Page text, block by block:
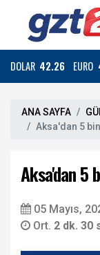
DOLAR 42.26 EURO
ANA SAYFA
Aksa'dan 5
Aksa'dan 5
05 Mayıs,
Ort. 2 dk. 30